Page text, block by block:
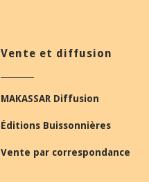
Vente et diffusion
MAKASSAR Diffusion
Éditions Buissonnières
Vente par correspondance